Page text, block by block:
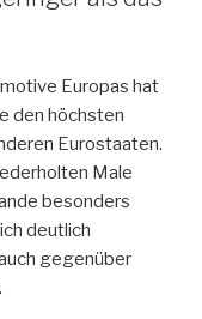
Europas hat
den höchsten
Eurostaaten.
Male
besonders
deutlich
gegenüber